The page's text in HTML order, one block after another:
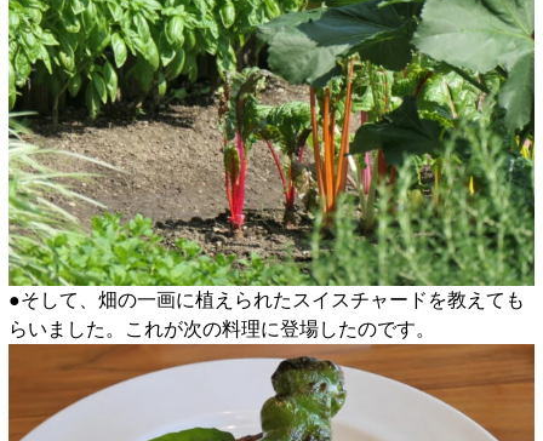
●そして、畑の一画に植えられたスイスチャードを教えても
らいました。これが次の料理に登場したのです。